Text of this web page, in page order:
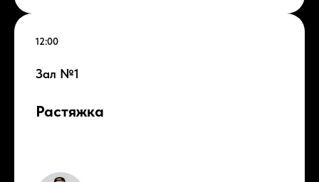
12:00
Зал №1
Растяжка